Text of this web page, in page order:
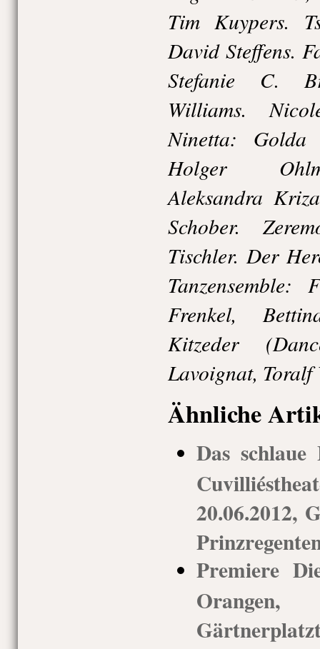
Tim Kuypers.
David Steffens.
Stefanie C.
Williams.
Ninetta: Golda
Holger
Aleksandra
Schober.
Tischler. Der
Tanzensemble:
Frenkel,
Kitzeder
Lavoignat, Toralf
Ähnliche
Das schlaue
20.06.2012,
Premiere